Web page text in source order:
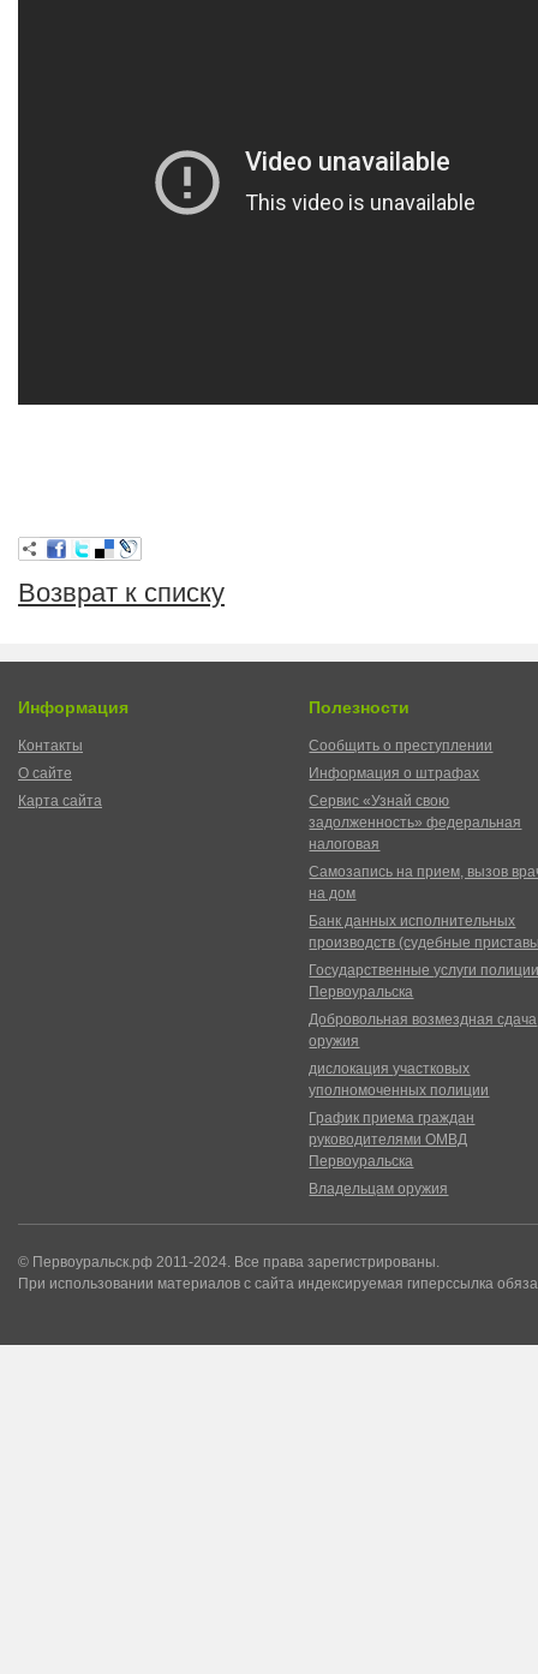
Возврат к списку
Информация
Контакты
О сайте
Карта сайта
Полезности
Сообщить о преступлении
Информация о штрафах
Сервис «Узнай свою
задолженность» федеральная
налоговая
Самозапись на прием, вызов
на дом
Банк данных исполнительных
производств (судебные
Государственные услуги
Первоуральска
Добровольная возмездная сдача
оружия
дислокация участковых
уполномоченных полиции
График приема граждан
руководителями ОМВД
Первоуральска
Владельцам оружия
© Первоуральск.рф 2011-2024. Все права зарегистрированы.
При использовании материалов с сайта индексируемая гиперссылка